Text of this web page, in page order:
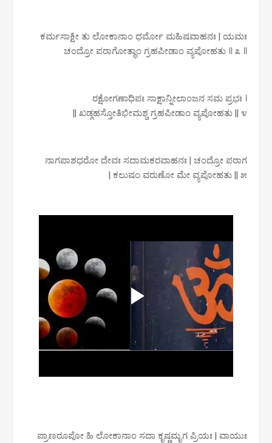
ಕರ್ಮಸಾಕ್ಷೀ ತು ಲೋಕಾನಾಂ ಧರ್ಮೋ ಮಹಿಷವಾಹನಃ | ಯಮಃ
ಚಂದ್ರೋ ಪರಾಗೋತ್ಥಾಂ ಗ್ರಹಪೀಡಾಂ ವ್ಯಪೋಹತು ॥ ೩ ॥
ರಕ್ಷೋಗಣಾಧಿಪಃ ಸಾಕ್ಷಾನ್ನೀಲಾಂಜನ ಸಮ ಪ್ರಭಃ ।
ಖಡ್ಗಹಸ್ತೋತಿಭೀಮಶ್ಚ ಗ್ರಹಪೀಡಾಂ ವ್ಯಪೋಹತು || ೪ ||
ನಾಗಪಾಶಧರೋ ದೇವಃ ಸದಾಮಕರವಾಹನಃ | ಚಂದ್ರೋ ಪರಾಗ
ಕಲುಷಂ ವರುಣೋ ಮೇ ವ್ಯಪೋಹತು || ೫ |
ಪ್ರಾಣರೂಪೋ ಹಿ ಲೋಕಾನಾಂ ಸದಾ ಕೃಷ್ಣಮೃಗ ಪ್ರಿಯಃ | ವಾಯುಃ